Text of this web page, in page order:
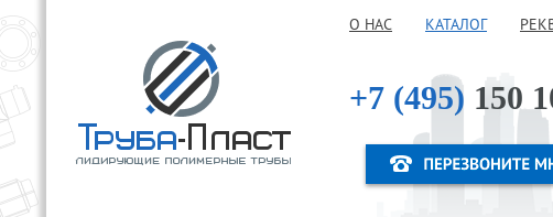
О НАС КАТАЛОГ
+7 (495) 150